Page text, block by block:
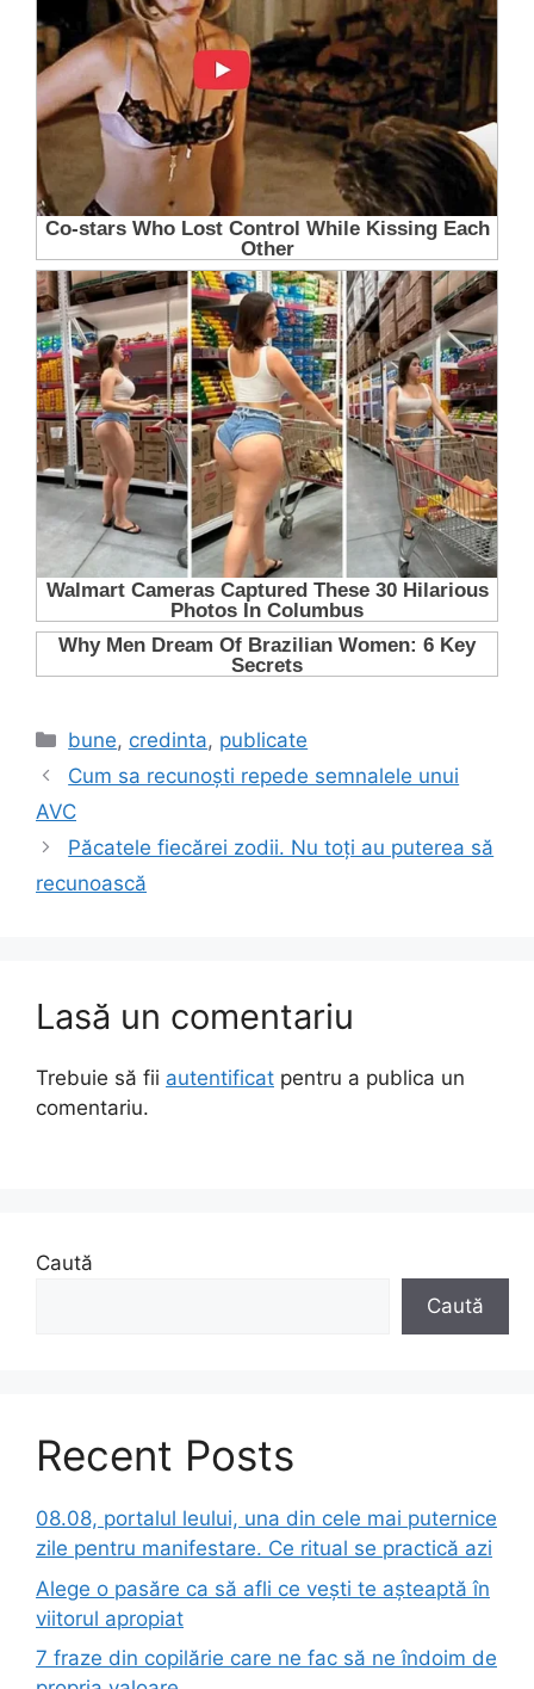
Categorii
bune, credinta, publicate
Cum sa recunoști repede semnalele unui
AVC
Păcatele fiecărei zodii. Nu toți au puterea să
recunoască
Lasă un comentariu
Trebuie să fii autentificat pentru a publica un
comentariu.
Caută
Caută
Recent Posts
08.08, portalul leului, una din cele mai puternice
zile pentru manifestare. Ce ritual se practică azi
Alege o pasăre ca să afli ce vești te așteaptă în
viitorul apropiat
7 fraze din copilărie care ne fac să ne îndoim de